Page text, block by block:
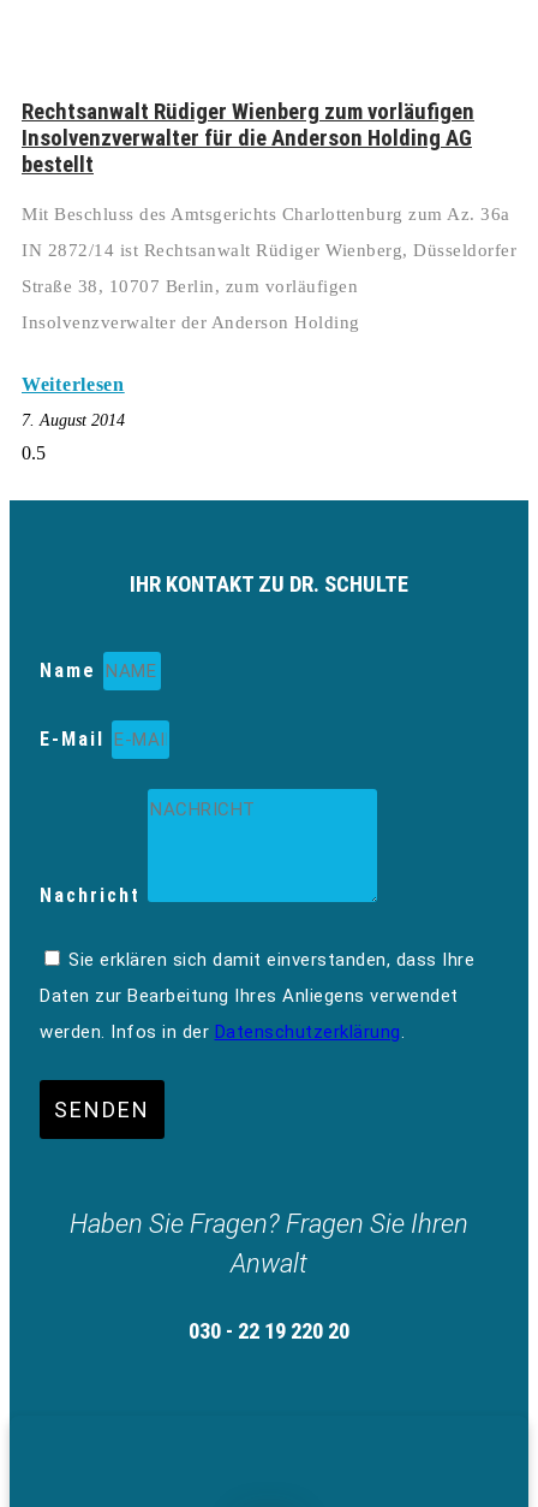
Rechtsanwalt Rüdiger Wienberg zum vorläufigen
Insolvenzverwalter für die Anderson Holding AG
bestellt
Mit Beschluss des Amtsgerichts Charlottenburg zum Az. 36a
IN 2872/14 ist Rechtsanwalt Rüdiger Wienberg, Düsseldorfer
Straße 38, 10707 Berlin, zum vorläufigen
Insolvenzverwalter der Anderson Holding
Weiterlesen
7. August 2014
IHR KONTAKT ZU DR. SCHULTE
Name
E-Mail
Nachricht
Sie erklären sich damit einverstanden, dass Ihre
Daten zur Bearbeitung Ihres Anliegens verwendet
werden. Infos in der Datenschutzerklärung.
SENDEN
Haben Sie Fragen? Fragen Sie Ihren
Anwalt
030 - 22 19 220 20